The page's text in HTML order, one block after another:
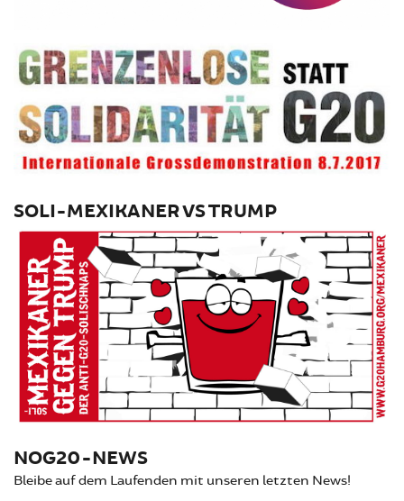
SOLI-MEXIKANER VS TRUMP
NOG20-NEWS
Bleibe auf dem Laufenden mit unseren letzten News!